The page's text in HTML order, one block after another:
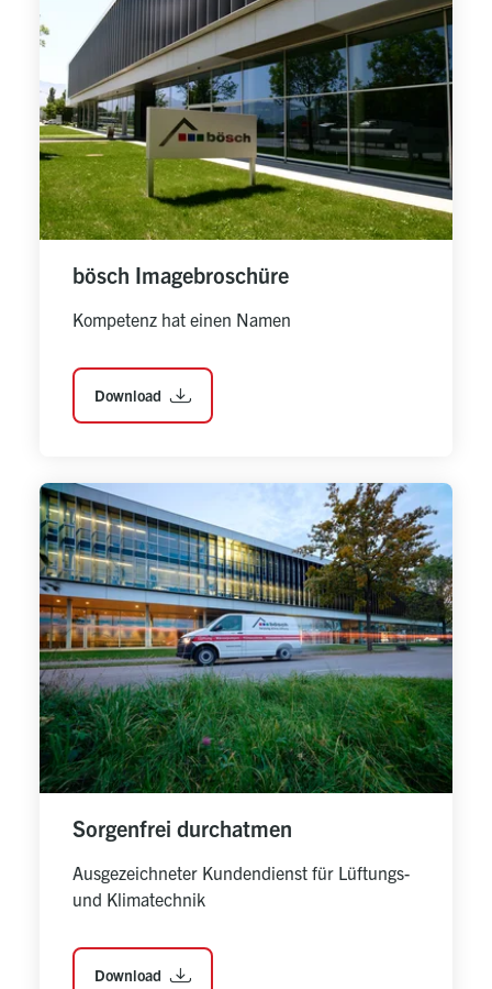
bösch Imagebroschüre
Kompetenz hat einen Namen
Download
Sorgenfrei durchatmen
Ausgezeichneter Kundendienst für Lüftungs-
und Klimatechnik
Download